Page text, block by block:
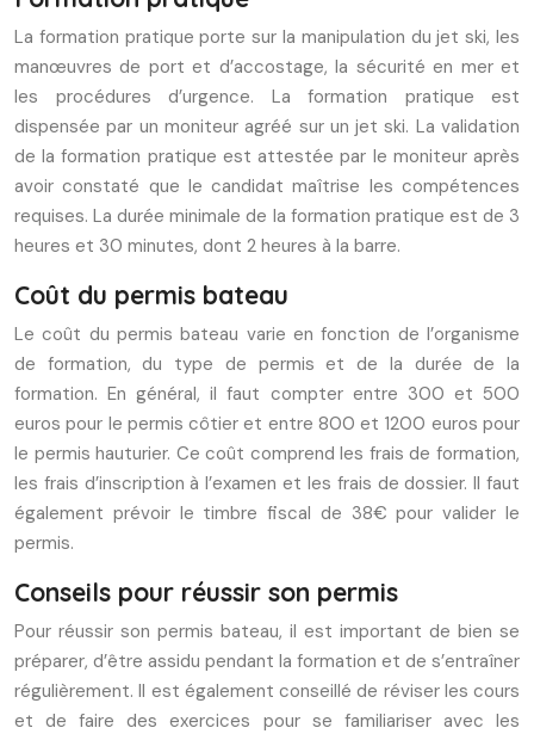
La formation pratique porte sur la manipulation du jet ski, les
manœuvres de port et d’accostage, la sécurité en mer et
les procédures d’urgence. La formation pratique est
dispensée par un moniteur agréé sur un jet ski. La validation
de la formation pratique est attestée par le moniteur après
avoir constaté que le candidat maîtrise les compétences
requises. La durée minimale de la formation pratique est de 3
heures et 30 minutes, dont 2 heures à la barre.
Coût du permis bateau
Le coût du permis bateau varie en fonction de l’organisme
de formation, du type de permis et de la durée de la
formation. En général, il faut compter entre 300 et 500
euros pour le permis côtier et entre 800 et 1200 euros pour
le permis hauturier. Ce coût comprend les frais de formation,
les frais d’inscription à l’examen et les frais de dossier. Il faut
également prévoir le timbre fiscal de 38€ pour valider le
permis.
Conseils pour réussir son permis
Pour réussir son permis bateau, il est important de bien se
préparer, d’être assidu pendant la formation et de s’entraîner
régulièrement. Il est également conseillé de réviser les cours
et de faire des exercices pour se familiariser avec les